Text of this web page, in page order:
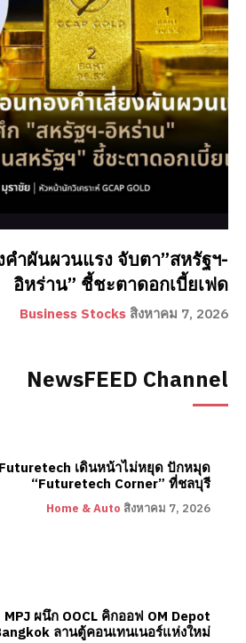
คำผันผวนแรง จับตา”สหรัฐฯ-
อิหร่าน” ชี้ชะตาดอกเบี้ยเฟด
Business Stocks สิงหาคม 7, 2026
NewsFEED Channel
Futuretech เดินหน้าไม่หยุด ปักหมุด
“Futuretech Corner” ที่ชลบุรี
Home & Auto สิงหาคม 7, 2026
MPJ ผนึก OOCL คิกออฟ OM Depot
ลานตู้คอนเทนเนอร์แห่งใหม่